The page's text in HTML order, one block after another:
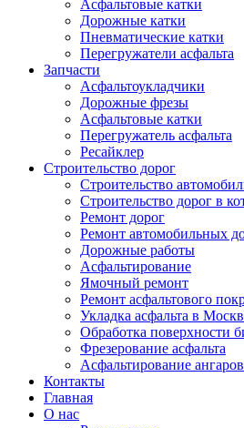
Асфальтовые катки
Дорожные катки
Пневматические катки
Перегружатели асфальта
Запчасти
Асфальтоукладчики
Дорожные фрезы
Асфальтовые катки
Перегружатель асфальта
Ресайклер
Строительство дорог
Строительство
Строительство дорог в
Ремонт дорог
Ремонт автомобильных
Дорожные работы
Асфальтирование
Ямочный ремонт
Ремонт асфальтового
Укладка асфальта в
Обработка поверхности
Фрезерование асфальта
Асфальтирование
Контакты
Главная
О нас